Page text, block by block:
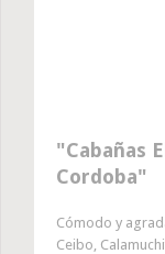
Cabañas
Cordoba
Cómodo y
Ceibo,